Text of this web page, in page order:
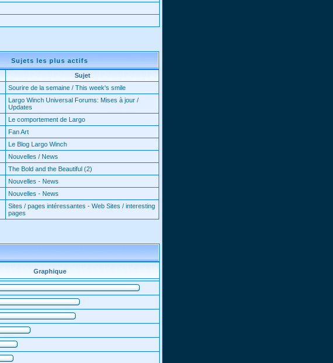
Sujets les plus actifs
Sujet
Sourire de la semaine / This week's smile
Largo Winch Universal Forums: Mises à jour /
Updates
Le comportement de Largo
Fan Art
Le Blog Largo Winch
Nouvelles / News
The Bold and the Beautiful (2)
Nouvelles - News
Nouvelles - News
Sites / pages intéressantes - Web Sites / interesting
pages
Graphique